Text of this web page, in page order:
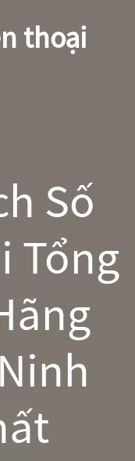
thoại
Số
Tổng